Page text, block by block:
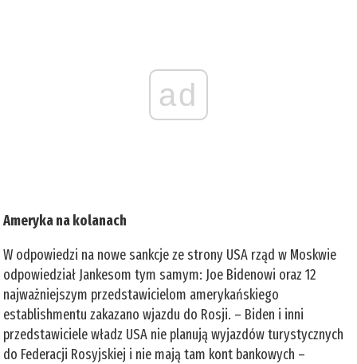
ad
Ameryka na kolanach
W odpowiedzi na nowe sankcje ze strony USA rząd w Moskwie
odpowiedział Jankesom tym samym: Joe Bidenowi oraz 12
najważniejszym przedstawicielom amerykańskiego
establishmentu zakazano wjazdu do Rosji. – Biden i inni
przedstawiciele władz USA nie planują wyjazdów turystycznych
do Federacji Rosyjskiej i nie mają tam kont bankowych –